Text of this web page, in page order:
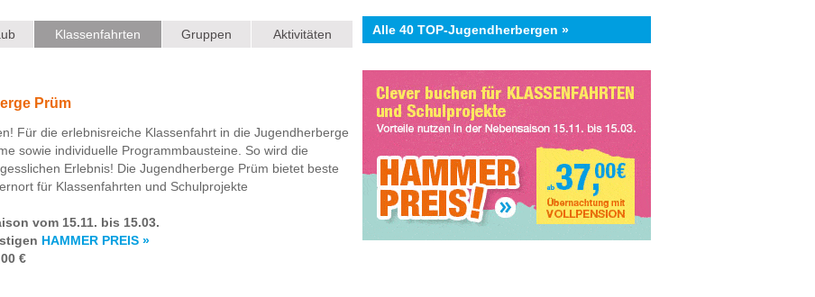
Alle 40 TOP-Jugendherbergen »
Klassenfahrten Gruppen
Aktivitäten
Prüm
Für die erlebnisreiche Klassenfahrt in die Jugendherberge
sowie individuelle Programmbausteine. So wird die
Erlebnis! Die Jugendherberge Prüm bietet beste
für Klassenfahrten und Schulprojekte
vom 15.11. bis 15.03.
HAMMER PREIS »
€